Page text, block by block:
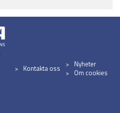
Kontakta oss
Nyheter
Om cookies